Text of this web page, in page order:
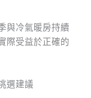
與冷氣暖房持續
際受益於正確的
選建議